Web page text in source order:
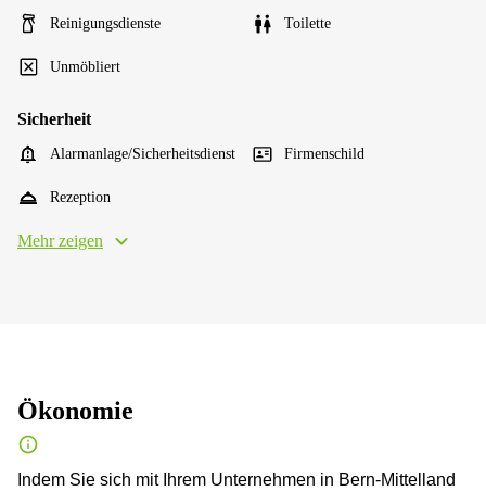
Reinigungsdienste Toilette
Unmöbliert
Sicherheit
Alarmanlage/Sicherheitsdienst Firmenschild
Rezeption
Mehr zeigen
Ökonomie
Indem Sie sich mit Ihrem Unternehmen in Bern-Mittelland